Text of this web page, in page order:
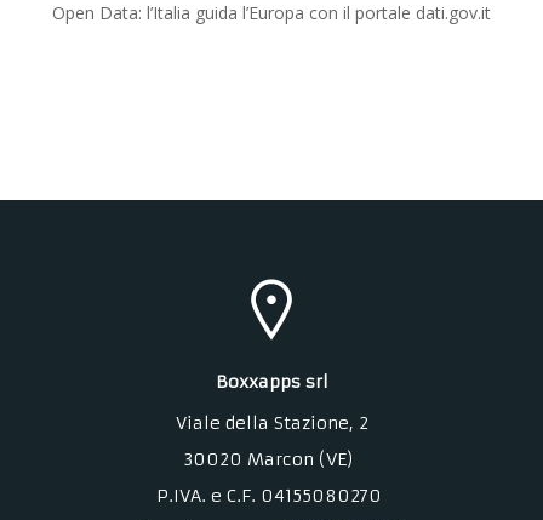
Open Data: l’Italia guida l’Europa con il portale dati.gov.it
Boxxapps srl
Viale della Stazione, 2
30020 Marcon (VE)
P.IVA. e C.F. 04155080270